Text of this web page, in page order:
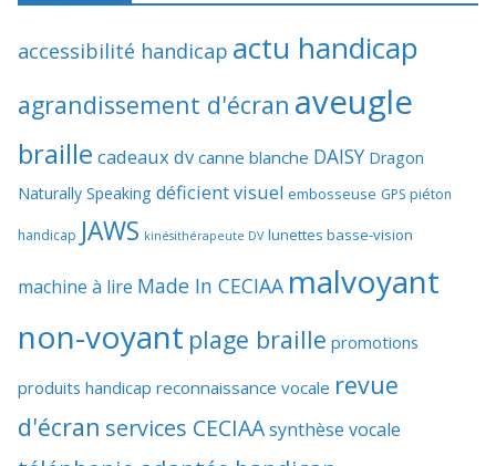
accessibilité handicap actu handicap
agrandissement d'écran aveugle
braille cadeaux dv canne blanche DAISY Dragon
Naturally Speaking déficient visuel embosseuse GPS piéton
handicap JAWS kinésithérapeute DV lunettes basse-vision
machine à lire Made In CECIAA malvoyant
non-voyant plage braille promotions
produits handicap reconnaissance vocale revue
d'écran services CECIAAsynthèse vocale